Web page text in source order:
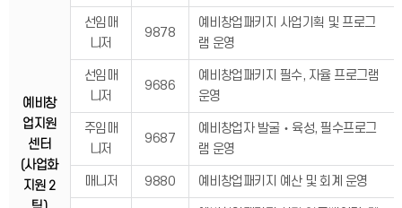
예비창
업지원
센터
(사업화
지원 2
선임매
니저
9878
예비창업패키지 사업기획 및 프로그
램 운영
선임매
니저
9686
예비창업패키지 필수, 자율 프로그램
운영
주임매
니저
9687
예비창업자 발굴‧육성, 필수프로그
램 운영
매니저 9880 예비창업패키지 예산 및 회계 운영